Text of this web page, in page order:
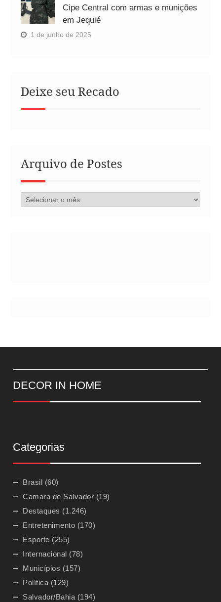
Cipe Central com armas e munições
em Jequié
1 de junho de 2025
Deixe seu Recado
Arquivo de Postes
Arquivo
de
DECOR IN HOME
Categorias
Brasil (60)
Camara de Salvador (19)
Destaques (1.246)
Entretenimento (170)
Esporte (255)
Internacional (78)
Municípios (157)
Política (129)
Salvador/Bahia (194)